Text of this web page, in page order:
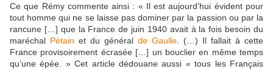
Ce que Rémy commente ainsi : « Il est aujourd’hui évident pour
tout homme qui ne se laisse pas dominer par la passion ou par la
rancune […] que la France de juin 1940 avait à la fois besoin du
maréchal Pétain et du général de Gaulle . (…) Il fallait à cette
France provisoirement écrasée […] un bouclier en même temps
qu’une épée. » Cet article dédouane aussi « tous les Français